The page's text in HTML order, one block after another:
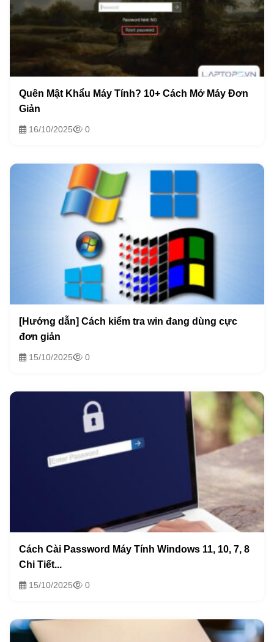
Quên Mật Khẩu Máy Tính? 10+ Cách Mở Máy Đơn
Giản
16/10/2025 0
[Hướng dẫn] Cách kiểm tra win đang dùng cực
đơn giản
15/10/2025 0
Cách Cài Password Máy Tính Windows 11, 10, 7, 8
Chi Tiết...
15/10/2025 0